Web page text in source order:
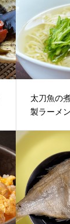
太刀魚の
製ラーメ